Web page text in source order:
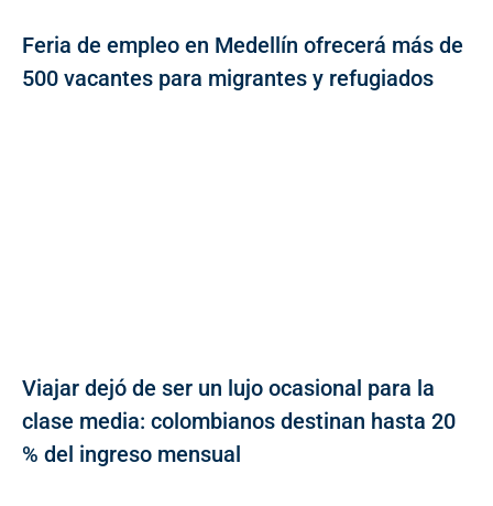
Feria de empleo en Medellín ofrecerá más de
500 vacantes para migrantes y refugiados
Viajar dejó de ser un lujo ocasional para la
clase media: colombianos destinan hasta 20
% del ingreso mensual